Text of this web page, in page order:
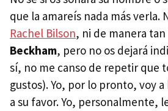
que la amareís nada más verla.
Rachel Bilson, ni de manera
Beckham, pero no os dejará
sí, no me canso de repetir que
gustos). Yo, por lo pronto, voy
a su favor. Yo, personalmente,